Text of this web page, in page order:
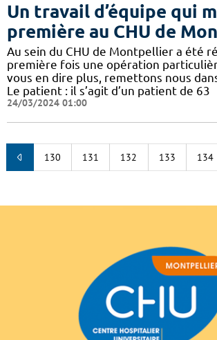
Un travail d’équipe qui
première au CHU de
Au sein du CHU de Montpellier a été
première fois une opération
vous en dire plus, remettons nous
Le patient : il s’agit d’un patient de 63
24/03/2024 01:00
130 131 132 133 134